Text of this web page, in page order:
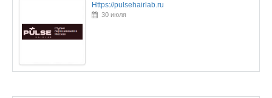
Https://pulsehairlab.ru
30 июля